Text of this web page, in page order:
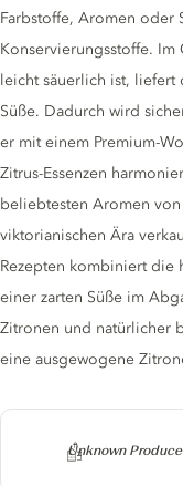
Producer
Unknown
Farbstoffe, Aromen oder
Konservierungsstoffe.
leicht säuerlich ist,
Süße. Dadurch wird
er mit einem Premium-
Zitrus-Essenzen
beliebtesten Aromen
viktorianischen Ära
Rezepten kombiniert die
einer zarten Süße im
Zitronen und natürlicher
eine ausgewogene